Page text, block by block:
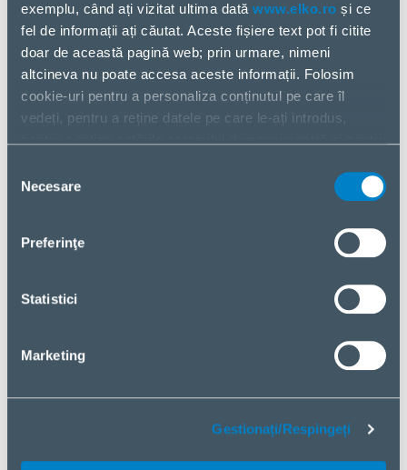
exemplu, când ați vizitat ultima dată www.elko.ro și ce
fel de informații ați căutat. Aceste fișiere text pot fi citite
doar de această pagină web; prin urmare, nimeni
altcineva nu poate accesa aceste informații. Folosim
cookie-uri pentru a personaliza conținutul pe care îl
vedeți, pentru a reține datele pe care le-ați introdus,
Partajăm informații despre modul în care utilizați pagina
publicitate și analiză. Dacă sunteți de acord cu acestea,
vă rugăm să dați clic pe „Acceptați toate cookie-urile”.
cookie-urile, faceți clic pe „Gestionați/Respingeți”.
consimțământului
Necesare
Preferinţe
Statistici
Marketing
Gestionați/Respingeți
Sisteme de alimentare şi alte echipamente
Suport pentru infrastructură precum sisteme de
securitate, încălzire, ventilaţie şi aer condiţionat
(HVAC), surse de alimentare neîntreruptibile (UPS),
cabinete şi cablaje.
Allied Telesis
ATEN– soluții pentru managementul
infrastructurii IT și conectivitate A/V